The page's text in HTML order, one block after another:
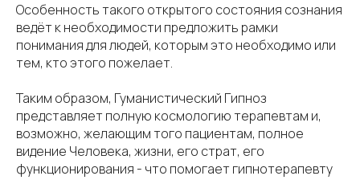
Особенность такого открытого состояния сознания
ведёт к необходимости предложить рамки
понимания для людей, которым это необходимо или
тем, кто этого пожелает.
Таким образом, Гуманистический Гипноз
представляет полную космологию терапевтам и,
возможно, желающим того пациентам, полное
видение Человека, жизни, его страт, его
функционирования - что помогает гипнотерапевту